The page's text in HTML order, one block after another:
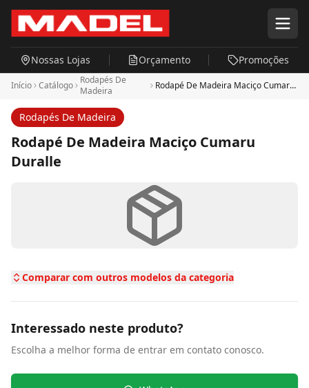
Pular para o conteúdo principal
Nossas Lojas Orçamento Promoções
Início Catálogo
Rodapés De
Madeira
Rodapé De Madeira Maciço Cumaru
Rodapés De Madeira
Rodapé De Madeira Maciço Cumaru
Duralle
Comparar com outros modelos da categoria
Interessado neste produto?
Escolha a melhor forma de entrar em contato conosco.